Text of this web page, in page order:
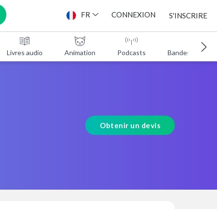
FR CONNEXION S'INSCRIRE
Livres audio Animation Podcasts Bandes
Obtenir un devis